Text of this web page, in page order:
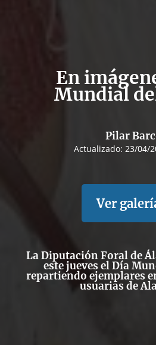
En
Mundial
Pilar
Actualizado: 23/04/
Ver
La Diputación Foral de
este jueves el Día
repartiendo ejemplares
usuarias de